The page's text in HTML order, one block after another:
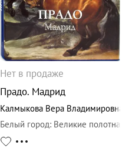
Нет в продаже
Прадо. Мадрид
Калмыкова Вера Владимировна
Белый город: Великие полотна